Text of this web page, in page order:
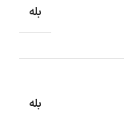
بله
بله